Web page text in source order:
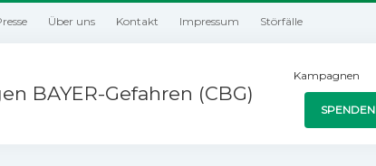
Über uns Kontakt Impressum Störfälle
BAYER-Gefahren (CBG)
Kampagnen
SPENDEN